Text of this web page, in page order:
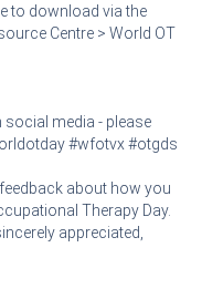
to download via the
Centre > World OT
social media - please
#wfotvx #otgds
about how you
Therapy Day.
appreciated,